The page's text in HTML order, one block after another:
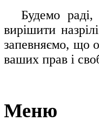
Будемо
вирішити
запевняємо, що
ваших прав і
Меню